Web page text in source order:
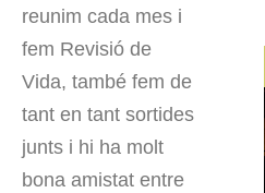
reunim cada mes i
fem Revisió de
Vida, també fem de
tant en tant sortides
junts i hi ha molt
bona amistat entre